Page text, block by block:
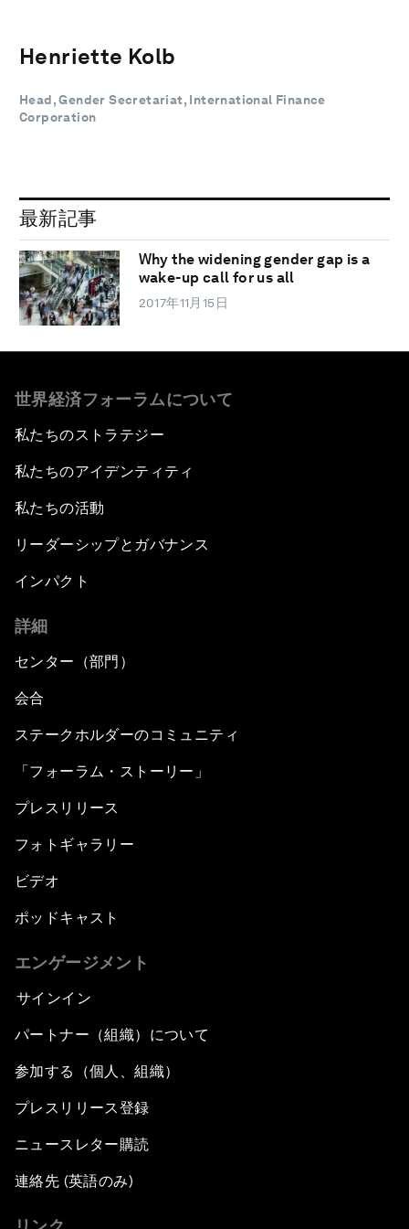
Henriette Kolb
Head, Gender Secretariat, International Finance
Corporation
最新記事
Why the widening gender gap is a
wake-up call for us all
2017年11月15日
世界経済フォーラムについて
私たちのストラテジー
私たちのアイデンティティ
私たちの活動
リーダーシップとガバナンス
インパクト
詳細
センター（部門）
会合
ステークホルダーのコミュニティ
「フォーラム・ストーリー」
プレスリリース
フォトギャラリー
ビデオ
ポッドキャスト
エンゲージメント
サインイン
パートナー（組織）について
参加する（個人、組織）
プレスリリース登録
ニュースレター購読
連絡先 (英語のみ)